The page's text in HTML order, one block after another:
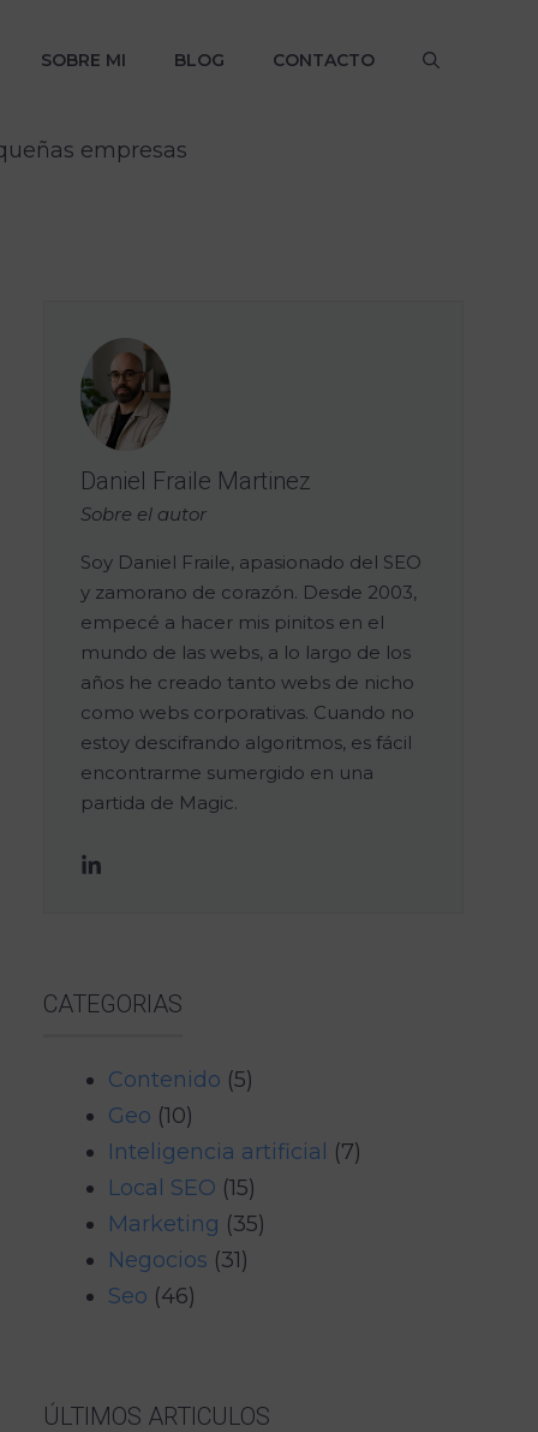
SOBRE MI BLOG CONTACTO
empresas
Daniel Fraile Martinez
Sobre el autor
Soy Daniel Fraile, apasionado del SEO
y zamorano de corazón. Desde 2003,
empecé a hacer mis pinitos en el
mundo de las webs, a lo largo de los
años he creado tanto webs de nicho
como webs corporativas. Cuando no
estoy descifrando algoritmos, es fácil
encontrarme sumergido en una
partida de Magic.
CATEGORIAS
Contenido (5)
Geo (10)
Inteligencia artificial
(7)
Local SEO (15)
Marketing (35)
Negocios (31)
Seo (46)
ÚLTIMOS ARTICULOS